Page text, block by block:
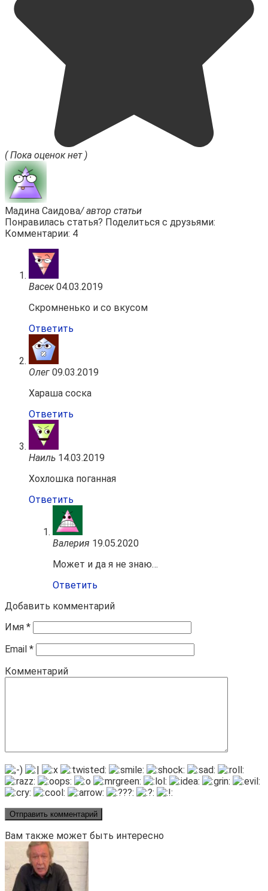
( Пока оценок нет )
Мадина Саидова/ автор статьи
Понравилась статья? Поделиться с друзьями:
Комментарии: 4
Васек 04.03.2019
Скромненько и со вкусом
Ответить
Олег 09.03.2019
Хараша соска
Ответить
Наиль 14.03.2019
Хохлошка поганная
Ответить
Валерия 19.05.2020
Может и да я не знаю…
Ответить
Добавить комментарий
Имя *
Email *
Комментарий
Вам также может быть интересно